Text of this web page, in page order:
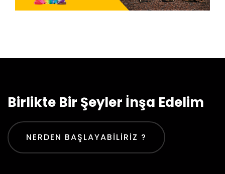
Birlikte Bir Şeyler İnşa Edelim
NERDEN BAŞLAYABILIRIZ ?